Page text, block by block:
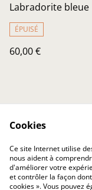
Labradorite bleue
ÉPUISÉ
60,00 €
Nous
Cookies
Ce site Internet utilise
nous aident à
d'améliorer votre
et contrôler la façon
cookies ». Vous pouvez